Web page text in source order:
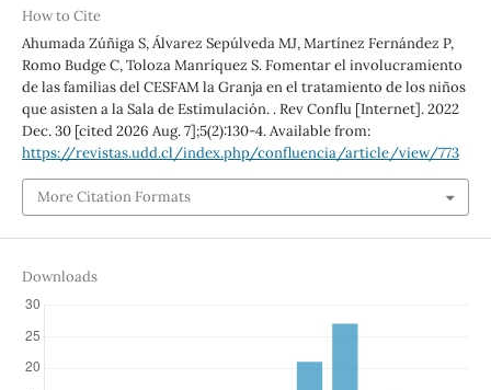
How to Cite
Ahumada Zúñiga S, Álvarez Sepúlveda MJ, Martínez Fernández P,
Romo Budge C, Toloza Manríquez S. Fomentar el involucramiento
de las familias del CESFAM la Granja en el tratamiento de los niños
que asisten a la Sala de Estimulación. . Rev Conflu [Internet]. 2022
Dec. 30 [cited 2026 Aug. 7];5(2):130-4. Available from:
https://revistas.udd.cl/index.php/confluencia/article/view/773
More Citation Formats
Downloads